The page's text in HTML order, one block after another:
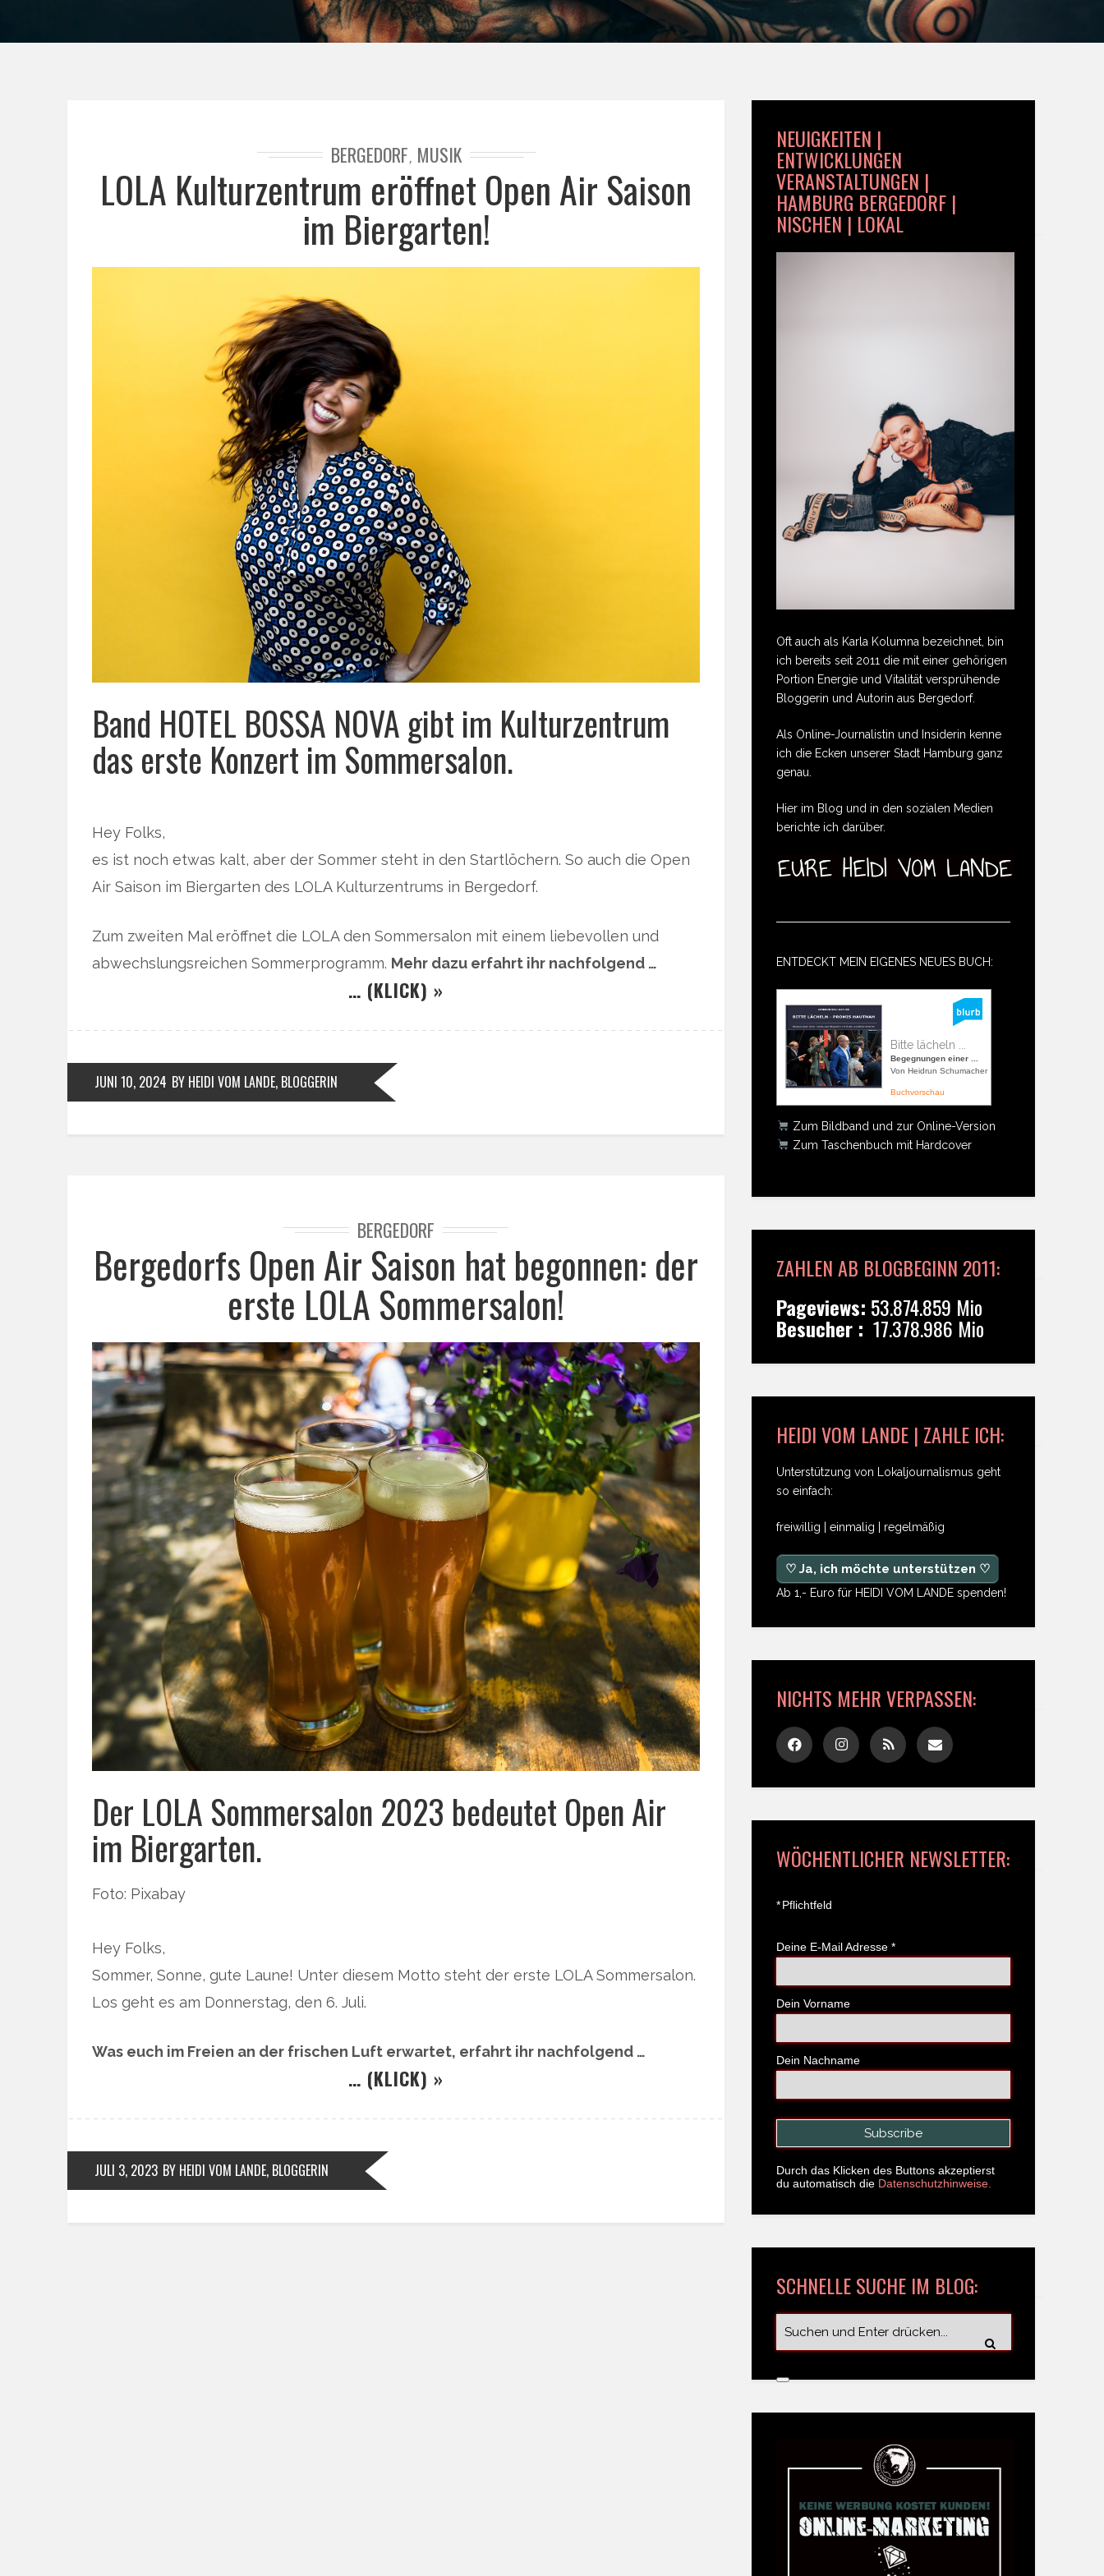
BERGEDORF, MUSIK
LOLA Kulturzentrum eröffnet Open Air Saison
im Biergarten!
Band HOTEL BOSSA NOVA gibt im Kulturzentrum
das erste Konzert im Sommersalon.
Hey Folks,
es ist noch etwas kalt, aber der Sommer steht in den Startlöchern. So auch die Open
Air Saison im Biergarten des LOLA Kulturzentrums in Bergedorf.
Zum zweiten Mal eröffnet die LOLA den Sommersalon mit einem liebevollen und
abwechslungsreichen Sommerprogramm. Mehr dazu erfahrt ihr nachfolgend …
… (KLICK) »
JUNI 10, 2024 BY HEIDI VOM LANDE, BLOGGERIN
BERGEDORF
Bergedorfs Open Air Saison hat begonnen: der
erste LOLA Sommersalon!
Der LOLA Sommersalon 2023 bedeutet Open Air
im Biergarten.
Foto: Pixabay
Hey Folks,
Sommer, Sonne, gute Laune! Unter diesem Motto steht der erste LOLA Sommersalon.
Los geht es am Donnerstag, den 6. Juli.
Was euch im Freien an der frischen Luft erwartet, erfahrt ihr nachfolgend …
… (KLICK) »
JULI 3, 2023 BY HEIDI VOM LANDE, BLOGGERIN
NEUIGKEITEN |
ENTWICKLUNGEN
VERANSTALTUNGEN |
HAMBURG BERGEDORF |
NISCHEN | LOKAL
Oft auch als Karla Kolumna bezeichnet, bin
ich bereits seit 2011 die mit einer gehörigen
Portion Energie und Vitalität versprühende
Bloggerin und Autorin aus Bergedorf.
Als Online-Journalistin und Insiderin kenne
ich die Ecken unserer Stadt Hamburg ganz
genau.
Hier im Blog und in den sozialen Medien
berichte ich darüber.
ENTDECKT MEIN EIGENES NEUES BUCH:
Bitte lächeln ...
Begegnungen einer ...
Von Heidrun Schumacher
Buchvorschau
Zum Bildband und zur Online-Version
Zum Taschenbuch mit Hardcover
ZAHLEN AB BLOGBEGINN 2011:
Pageviews: 53.874.859 Mio
Besucher : 17.378.986 Mio
HEIDI VOM LANDE | ZAHLE ICH:
Unterstützung von Lokaljournalismus geht
so einfach:
freiwillig | einmalig | regelmäßig
♡ Ja, ich möchte unterstützen ♡
Ab 1,- Euro für HEIDI VOM LANDE spenden!
NICHTS MEHR VERPASSEN:
WÖCHENTLICHER NEWSLETTER:
*Pflichtfeld
Deine E-Mail Adresse *
Dein Vorname
Dein Nachname
Durch das Klicken des Buttons akzeptierst
du automatisch die Datenschutzhinweise.
SCHNELLE SUCHE IM BLOG: